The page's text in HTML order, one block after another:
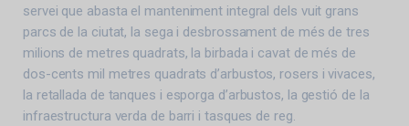
servei que abasta el manteniment integral dels vuit grans
parcs de la ciutat, la sega i desbrossament de més de tres
milions de metres quadrats, la birbada i cavat de més de
dos-cents mil metres quadrats d’arbustos, rosers i vivaces,
la retallada de tanques i esporga d’arbustos, la gestió de la
infraestructura verda de barri i tasques de reg.